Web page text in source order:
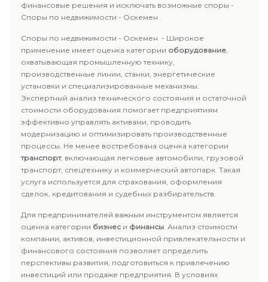
финансовые решения и исключать возможные споры -
Споры по недвижимости - Оскемен .
Споры по недвижимости - Оскемен - Широкое
применение имеет оценка категории оборудование,
охватывающая промышленную технику,
производственные линии, станки, энергетические
установки и специализированные механизмы.
Экспертный анализ технического состояния и остаточной
стоимости оборудования помогает предприятиям
эффективно управлять активами, проводить
модернизацию и оптимизировать производственные
процессы. Не менее востребована оценка категории
транспорт, включающая легковые автомобили, грузовой
транспорт, спецтехнику и коммерческий автопарк. Такая
услуга используется для страхования, оформления
сделок, кредитования и судебных разбирательств.
Для предпринимателей важным инструментом является
оценка категории бизнес и финансы. Анализ стоимости
компании, активов, инвестиционной привлекательности и
финансового состояния позволяет определить
перспективы развития, подготовиться к привлечению
инвестиций или продаже предприятия. В условиях